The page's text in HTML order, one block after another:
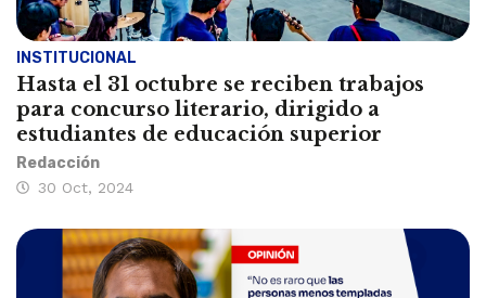
INSTITUCIONAL
Hasta el 31 octubre se reciben trabajos
para concurso literario, dirigido a
estudiantes de educación superior
Redacción
30 Oct, 2024